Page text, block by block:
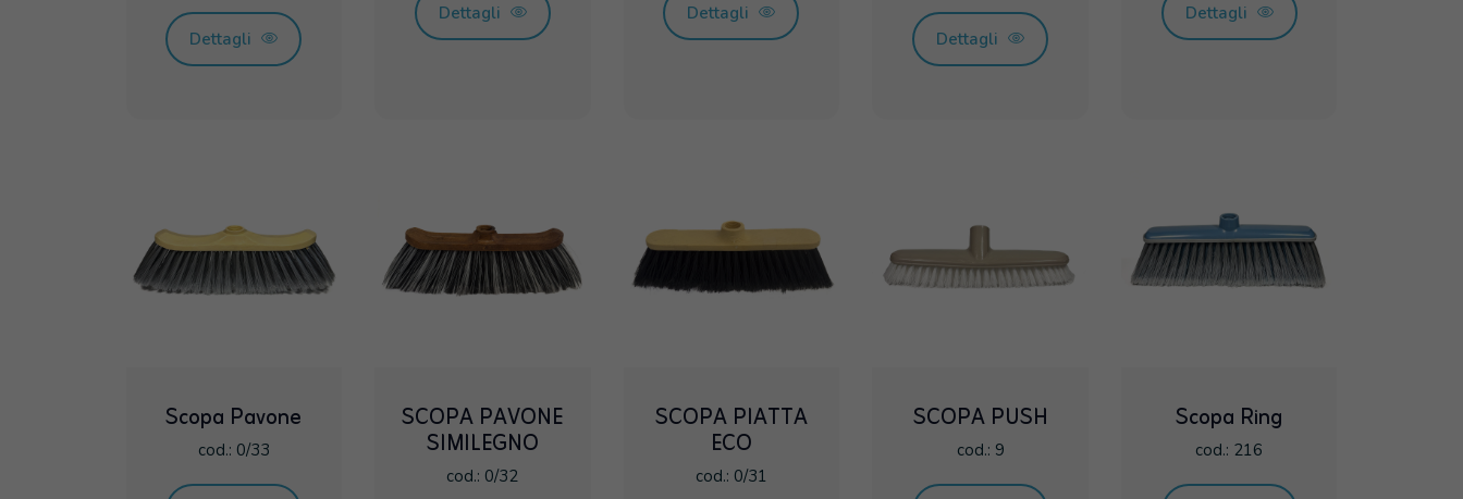
Dettagli
Dettagli Dettagli
Dettagli
Dettagli
Scopa Pavone
cod.: 0/33
SCOPA PAVONE
SIMILEGNO
cod.: 0/32
SCOPA PIATTA
ECO
cod.: 0/31
SCOPA PUSH
cod.: 9
Scopa Ring
cod.: 216